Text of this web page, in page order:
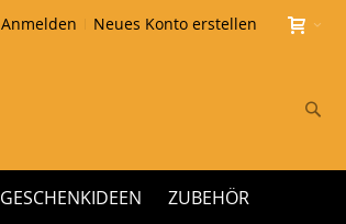
Anmelden Neues Konto erstellen
GESCHENKIDEEN ZUBEHÖR